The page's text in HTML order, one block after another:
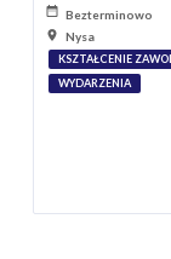
Bezterminowo
Nysa
KSZTAŁCENIE
WYDARZENIA